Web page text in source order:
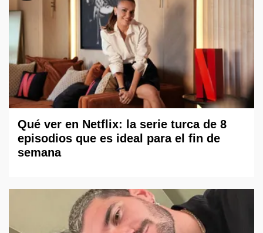
Qué ver en Netflix: la serie turca de 8
episodios que es ideal para el fin de
semana